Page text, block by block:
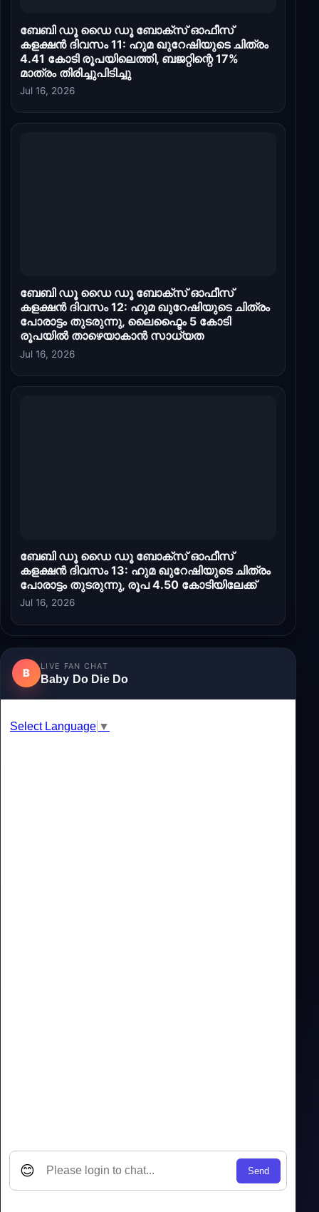
ബേബി ഡൂ ഡൈ ഡൂ ബോക്സ് ഓഫീസ്
കളക്ഷൻ ദിവസം 11: ഹുമ ഖുറേഷിയുടെ ചിത്രം
4.41 കോടി രൂപയിലെത്തി, ബജറ്റിന്റെ 17%
മാത്രം തിരിച്ചുപിടിച്ചു
Jul 16, 2026
ബേബി ഡൂ ഡൈ ഡൂ ബോക്സ് ഓഫീസ്
കളക്ഷൻ ദിവസം 12: ഹുമ ഖുറേഷിയുടെ ചിത്രം
പോരാട്ടം തുടരുന്നു, ലൈഫ്ടൈം 5 കോടി
രൂപയിൽ താഴെയാകാൻ സാധ്യത
Jul 16, 2026
ബേബി ഡൂ ഡൈ ഡൂ ബോക്സ് ഓഫീസ്
കളക്ഷൻ ദിവസം 13: ഹുമ ഖുറേഷിയുടെ ചിത്രം
പോരാട്ടം തുടരുന്നു, രൂപ 4.50 കോടിയിലേക്ക്
Jul 16, 2026
B
LIVE FAN CHAT
Baby Do Die Do